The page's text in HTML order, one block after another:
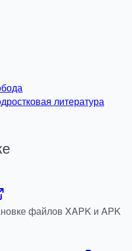
литература
файлов XAPK и APK